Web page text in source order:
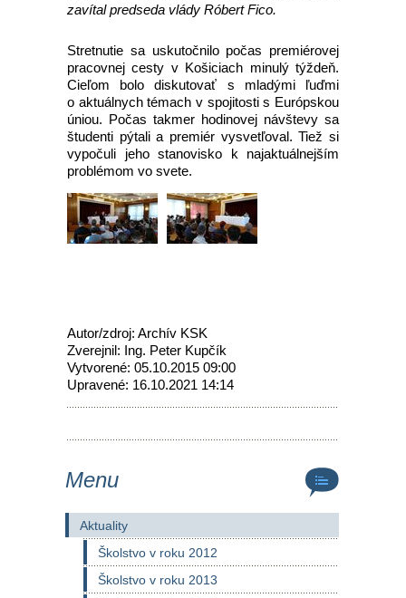
zavítal predseda vlády Róbert Fico.
Stretnutie sa uskutočnilo počas premiérovej
pracovnej cesty v Košiciach minulý týždeň.
Cieľom bolo diskutovať s mladými ľuďmi
o aktuálnych témach v spojitosti s Európskou
úniou. Počas takmer hodinovej návštevy sa
študenti pýtali a premiér vysvetľoval. Tiež si
vypočuli jeho stanovisko k najaktuálnejším
problémom vo svete.
Autor/zdroj: Archív KSK
Zverejnil: Ing. Peter Kupčík
Vytvorené: 05.10.2015 09:00
Upravené: 16.10.2021 14:14
Menu
Aktuality
Školstvo v roku 2012
Školstvo v roku 2013